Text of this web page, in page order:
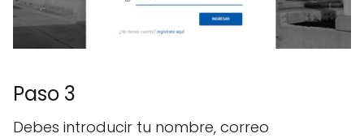
Paso 3
Debes introducir tu nombre, correo